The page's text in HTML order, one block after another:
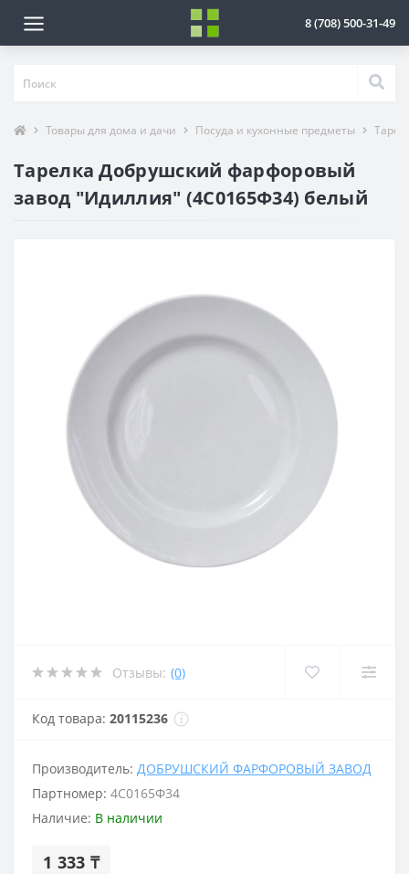
8 (708) 500-31-49
Товары для дома и дачи Посуда и кухонные предметы
Тарелка Добрушский фарфоровый
завод "Идиллия" (4С0165Ф34) белый
Отзывы: (0)
Код товара: 20115236
Производитель: ДОБРУШСКИЙ ФАРФОРОВЫЙ ЗАВОД
Партномер: 4С0165Ф34
Наличие: В наличии
1 333 ₸